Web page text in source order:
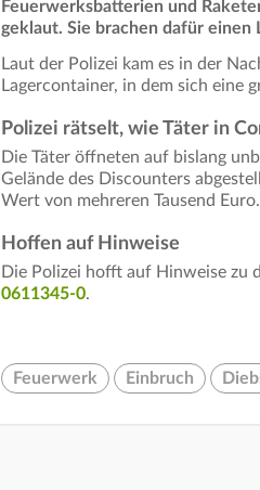
Feuerwerksbatterien und
geklaut. Sie brachen dafür einen
Laut der Polizei kam es in der
Lagercontainer, in dem sich eine
Polizei rätselt, wie Täter in
Die Täter öffneten auf bislang
Gelände des Discounters
Wert von mehreren Tausend Euro.
Hoffen auf Hinweise
Die Polizei hofft auf Hinweise zu
0611345-0.
Feuerwerk Einbruch